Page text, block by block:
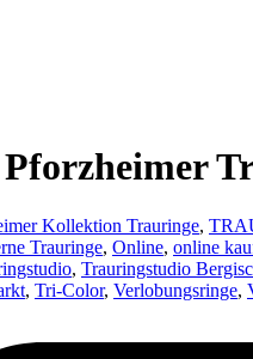
Kollektion Trauringe,
Trauringe, Online, online
, Trauringstudio
, Tri-Color, Verlobungsringe,